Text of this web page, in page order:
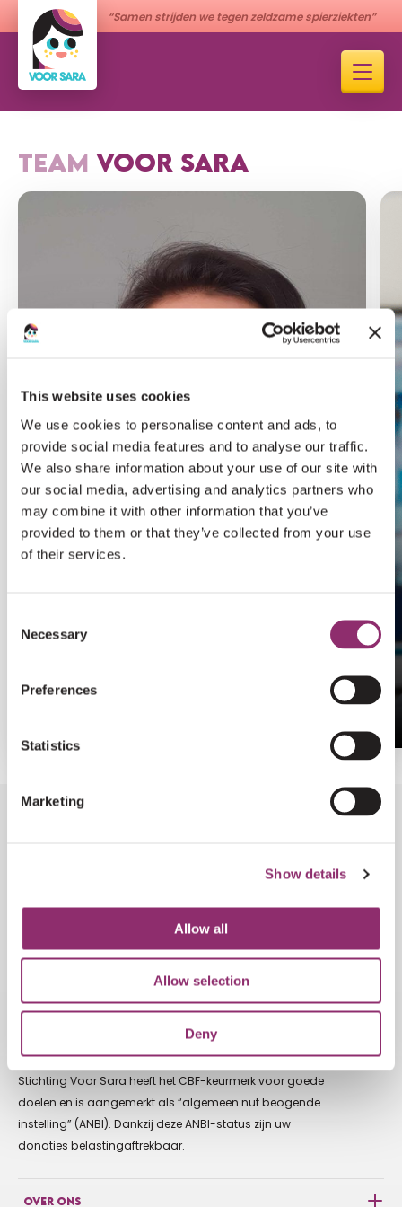
This website uses cookies
We use cookies to personalise content and ads, to
provide social media features and to analyse our traffic.
We also share information about your use of our site with
our social media, advertising and analytics partners who
may combine it with other information that you’ve
provided to them or that they’ve collected from your use
of their services.
Selection
Necessary
Preferences
Statistics
Marketing
Show details
Allow all
Allow selection
Deny
“Samen strijden we tegen zeldzame spierziekten”
TEAM VOOR SARA
NL56RABO0315790792 t.n.v. Stichting Voor Sara
Stichting Voor Sara heeft het CBF-keurmerk voor goede
doelen en is aangemerkt als “algemeen nut beogende
instelling” (ANBI). Dankzij deze ANBI-status zijn uw
donaties belastingaftrekbaar.
OVER ONS